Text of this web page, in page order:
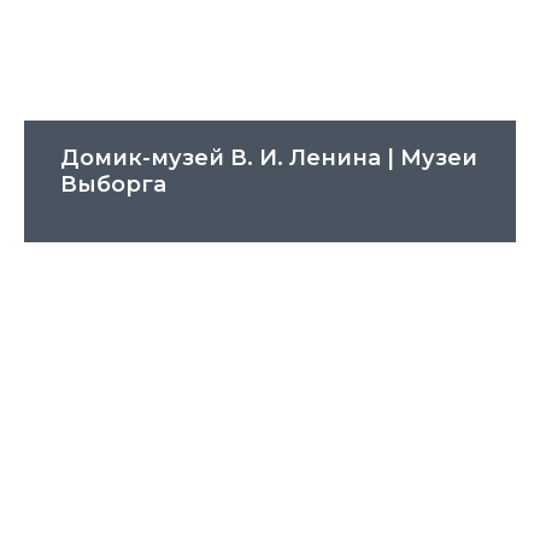
Домик-музей В. И. Ленина | Музеи
Выборга